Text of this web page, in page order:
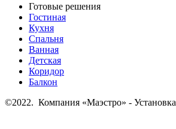
Готовые решения
Гостиная
Кухня
Спальня
Ванная
Детская
Коридор
Балкон
©2022. Компания «Маэстро» -